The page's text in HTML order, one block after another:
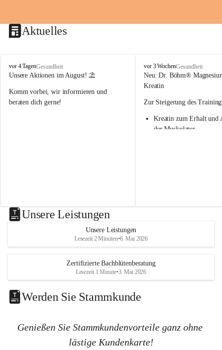
Aktuelles
M
a
i
e
n
a
G
vor 4 TagenGesundheit
Unsere Aktionen im August! ⛱️
Komm vorbei, wir informieren und
beraten dich gerne!
M
a
r
e
n
K
G
vor 3 WochenGesundheit
Neu: Dr. Böhm®
Kreatin
Zur Steigerung des
Kreatin zum Erhalt und
der Muskulatur
31.7.2026
Unsere Leistungen
Unsere Leistungen
Lesezeit 2 Minuten•6. Mai 2026
Zertifizierte Bachblütenberatung
Lesezeit 1 Minute•3. Mai 2026
Werden Sie Stammkunde
Genießen Sie Stammkundenvorteile ganz ohne
lästige Kundenkarte!